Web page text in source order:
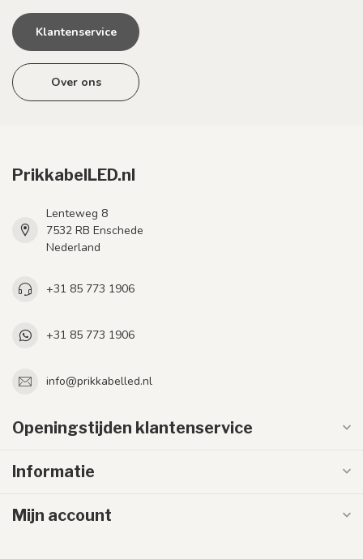
Klantenservice
Over ons
PrikkabelLED.nl
Lenteweg 8
7532 RB Enschede
Nederland
+31 85 773 1906
+31 85 773 1906
info@prikkabelled.nl
Openingstijden klantenservice
Informatie
Mijn account